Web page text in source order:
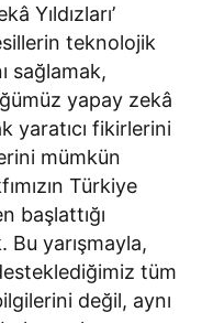
Yıldızları’
teknolojik
sağlamak,
yapay zekâ
yaratıcı fikirlerini
mümkün
Türkiye
başlattığı
Bu yarışmayla,
tüm
değil, aynı